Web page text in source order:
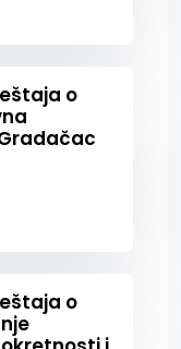
o
o